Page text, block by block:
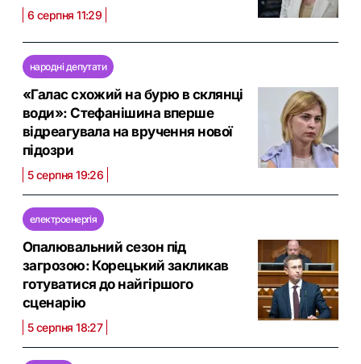
6 серпня 11:29
народні депутати
«Галас схожий на бурю в склянці
води»: Стефанішина вперше
відреагувала на вручення нової
підозри
5 серпня 19:26
електроенергія
Опалювальний сезон під
загрозою: Корецький закликав
готуватися до найгіршого
сценарію
5 серпня 18:27